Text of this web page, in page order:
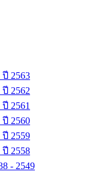
2563
2562
2561
2560
2559
2558
- 2549